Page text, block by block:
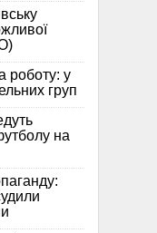
роботу: у
груп
на